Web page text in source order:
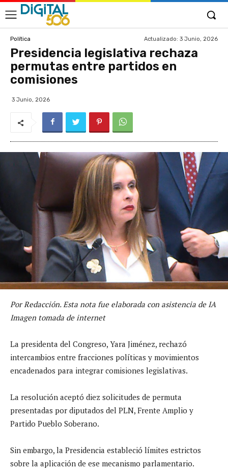
Política Actualizado: 3 Junio, 2026
Presidencia legislativa rechaza
permutas entre partidos en
comisiones
3 Junio, 2026
Por Redacción. Esta nota fue elaborada con asistencia de IA
Imagen tomada de internet
La presidenta del Congreso, Yara Jiménez, rechazó
intercambios entre fracciones políticas y movimientos
encadenados para integrar comisiones legislativas.
La resolución aceptó diez solicitudes de permuta
presentadas por diputados del PLN, Frente Amplio y
Partido Pueblo Soberano.
Sin embargo, la Presidencia estableció límites estrictos
sobre la aplicación de ese mecanismo parlamentario.